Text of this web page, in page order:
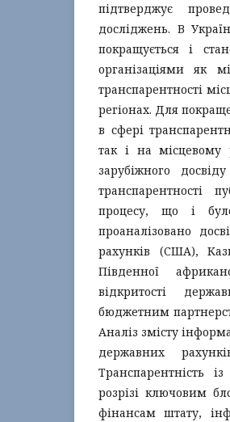
підтверджує
досліджень. В
покращується і
організаціями як
транспарентності
регіонах. Для
в сфері
так і на місцевому
зарубіжного
транспарентності
процесу, що і
проаналізовано
рахунків (США),
Південної
відкритості
бюджетним
Аналіз змісту
державних
Транспарентність
розрізі ключовим
фінансам штату,